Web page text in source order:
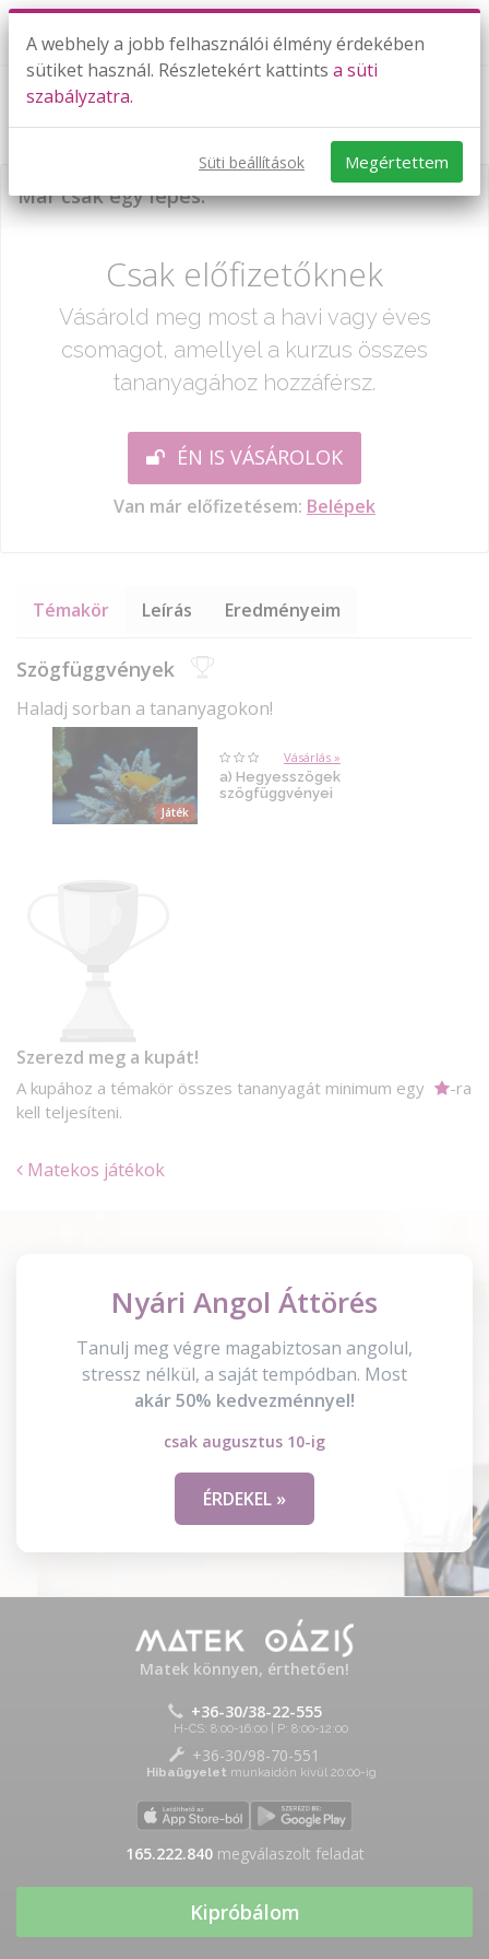
Hegyesszögek szögfüggvényei
Már csak egy lépés:
Csak előfizetőknek
Vásárold meg most a havi vagy éves
csomagot, amellyel a kurzus összes
tananyagához hozzáférsz.
ÉN IS VÁSÁROLOK
Van már előfizetésem: Belépek
Témakör Leírás Eredményeim
Szögfüggvények
Haladj sorban a tananyagokon!
Játék
Vásárlás »
a) Hegyesszögek
szögfüggvényei
Szerezd meg a kupát!
A kupához a témakör összes tananyagát minimum egy
-ra
kell teljesíteni.
Matekos játékok
Nyári Angol Áttörés
Tanulj meg végre magabiztosan angolul,
stressz nélkül, a saját tempódban. Most
akár 50% kedvezménnyel!
csak augusztus 10-ig
ÉRDEKEL »
Matek könnyen, érthetően!
+36-30/38-22-555
H-CS: 8:00-16:00 | P: 8:00-12:00
+36-30/98-70-551
Hibaügyelet munkaidőn kívül 20:00-ig
165.222.840megválaszolt feladat
Kipróbálom
A webhely a jobb felhasználói élmény érdekében
sütiket használ. Részletekért kattints a süti
szabályzatra.
Süti beállítások Megértettem